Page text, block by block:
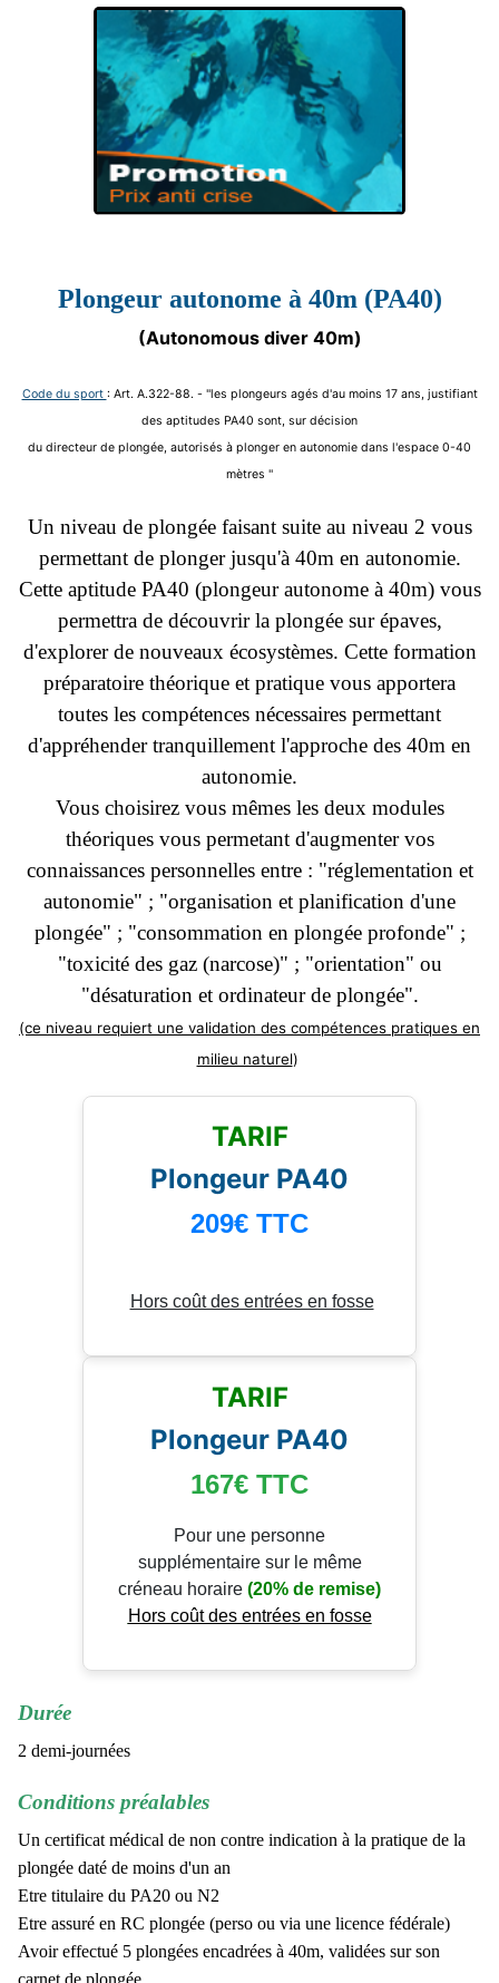
TECHNIQUE DE
PLONGÉE
VOUS PRÉPAREZ
PROMOTION DE
PLONGÉE
PROMOTIONS
EXCEPTIONNELLES
Plongeur autonome à 40m (PA40)
(Autonomous diver 40m)
Code du sport : Art. A.322-88. - ''les plongeurs agés d'au moins 17 ans, justifiant
des aptitudes PA40 sont, sur décision
du directeur de plongée, autorisés à plonger en autonomie dans l'espace 0-40
mètres ''
Un niveau de plongée faisant suite au niveau 2 vous
permettant de plonger jusqu'à 40m en autonomie.
Cette aptitude PA40 (plongeur autonome à 40m) vous
permettra de découvrir la plongée sur épaves,
d'explorer de nouveaux écosystèmes. Cette formation
préparatoire théorique et pratique vous apportera
toutes les compétences nécessaires permettant
d'appréhender tranquillement l'approche des 40m en
autonomie.
Vous choisirez vous mêmes les deux modules
théoriques vous permetant d'augmenter vos
connaissances personnelles entre : "réglementation et
autonomie" ; "organisation et planification d'une
plongée" ; "consommation en plongée profonde" ;
"toxicité des gaz (narcose)" ; "orientation" ou
"désaturation et ordinateur de plongée".
(ce niveau requiert une validation des compétences pratiques en
milieu naturel)
TARIF
Plongeur PA40
209€ TTC
Hors coût des entrées en fosse
TARIF
Plongeur PA40
167€ TTC
Pour une personne
supplémentaire sur le même
créneau horaire (20% de remise)
Hors coût des entrées en fosse
Durée
2 demi-journées
Conditions préalables
Un certificat médical de non contre indication à la pratique de la
plongée daté de moins d'un an
Etre titulaire du PA20 ou N2
Etre assuré en RC plongée (perso ou via une licence fédérale)
Avoir effectué 5 plongées encadrées à 40m, validées sur son
carnet de plongée